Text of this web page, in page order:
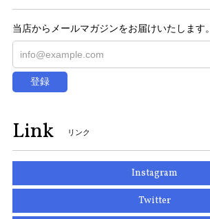
当店からメールマガジンをお届けいたします。
登録
Link リンク
Instagram
Twitter